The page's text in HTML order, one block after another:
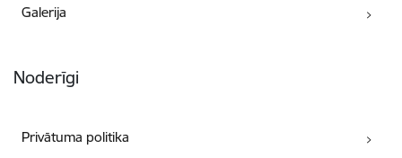
Galerija
Noderīgi
Privātuma politika